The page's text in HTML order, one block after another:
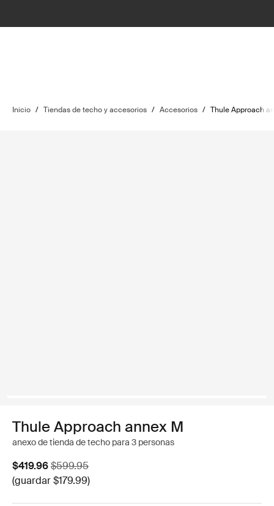
Inicio / Tiendas de techo y accesorios / Accesorios / Thule Approach
Thule Approach annex M
anexo de tienda de techo para 3 personas
Precio de venta
$419.96Precio original
$599.95
(guardar $179.99)